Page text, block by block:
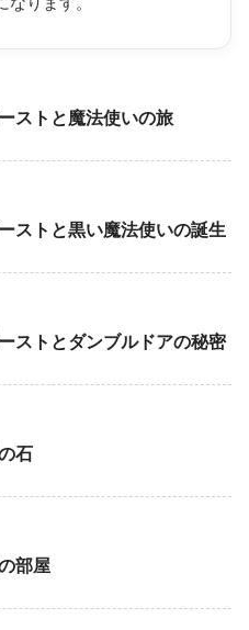
ストと魔法使いの旅
ストと黒い魔法使いの誕生
ストとダンブルドアの秘密
石
部屋